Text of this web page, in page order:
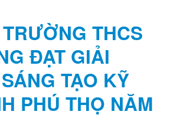
THCS
ĐẠT GIẢI
TẠO KỸ
PHÚ THỌ NĂM